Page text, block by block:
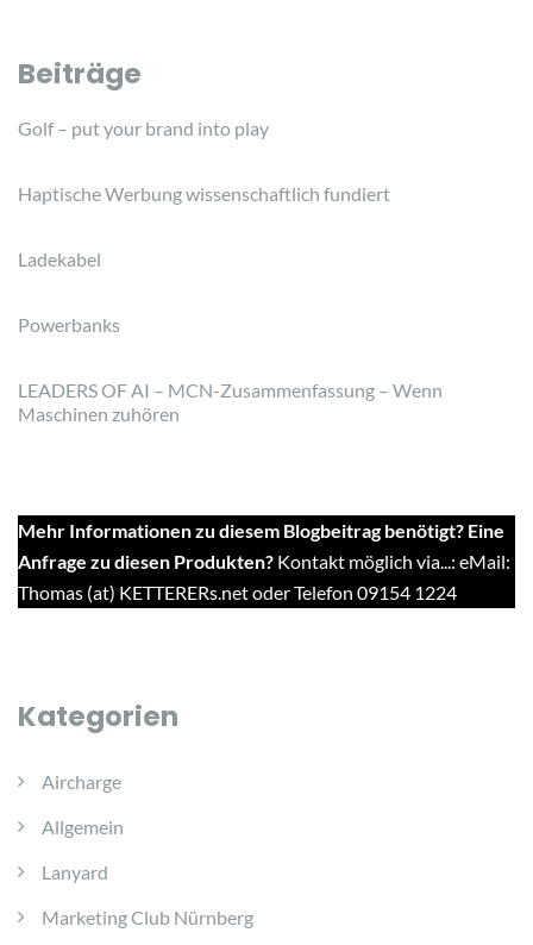
Beiträge
Golf – put your brand into play
Haptische Werbung wissenschaftlich fundiert
Ladekabel
Powerbanks
LEADERS OF AI – MCN-Zusammenfassung – Wenn
Maschinen zuhören
Mehr Informationen zu diesem Blogbeitrag benötigt? Eine
Anfrage zu diesen Produkten? Kontakt möglich via...: eMail:
Thomas (at) KETTERERs.net oder Telefon 09154 1224
Kategorien
Aircharge
Allgemein
Lanyard
Marketing Club Nürnberg